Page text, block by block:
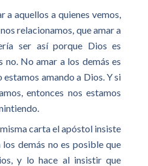
a aquellos a quienes vemos,
relacionamos, que amar a
ser así porque Dios es
No amar a los demás es
estamos amando a Dios. Y si
entonces nos estamos
carta el apóstol insiste
demás no es posible que
y lo hace al insistir que